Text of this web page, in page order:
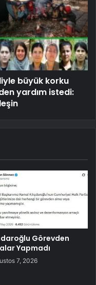
büyük korku
yardım istedi:
Görevden
Yapmadı
7, 2026